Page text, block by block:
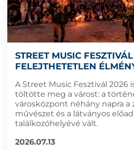
STREET MUSIC
FELEJTHETETLEN
A Street Music Fesztivál 2026
töltötte meg a várost: a
városközpont néhány napra a
művészet és a látványos
találkozóhelyévé vált.
2026.07.13